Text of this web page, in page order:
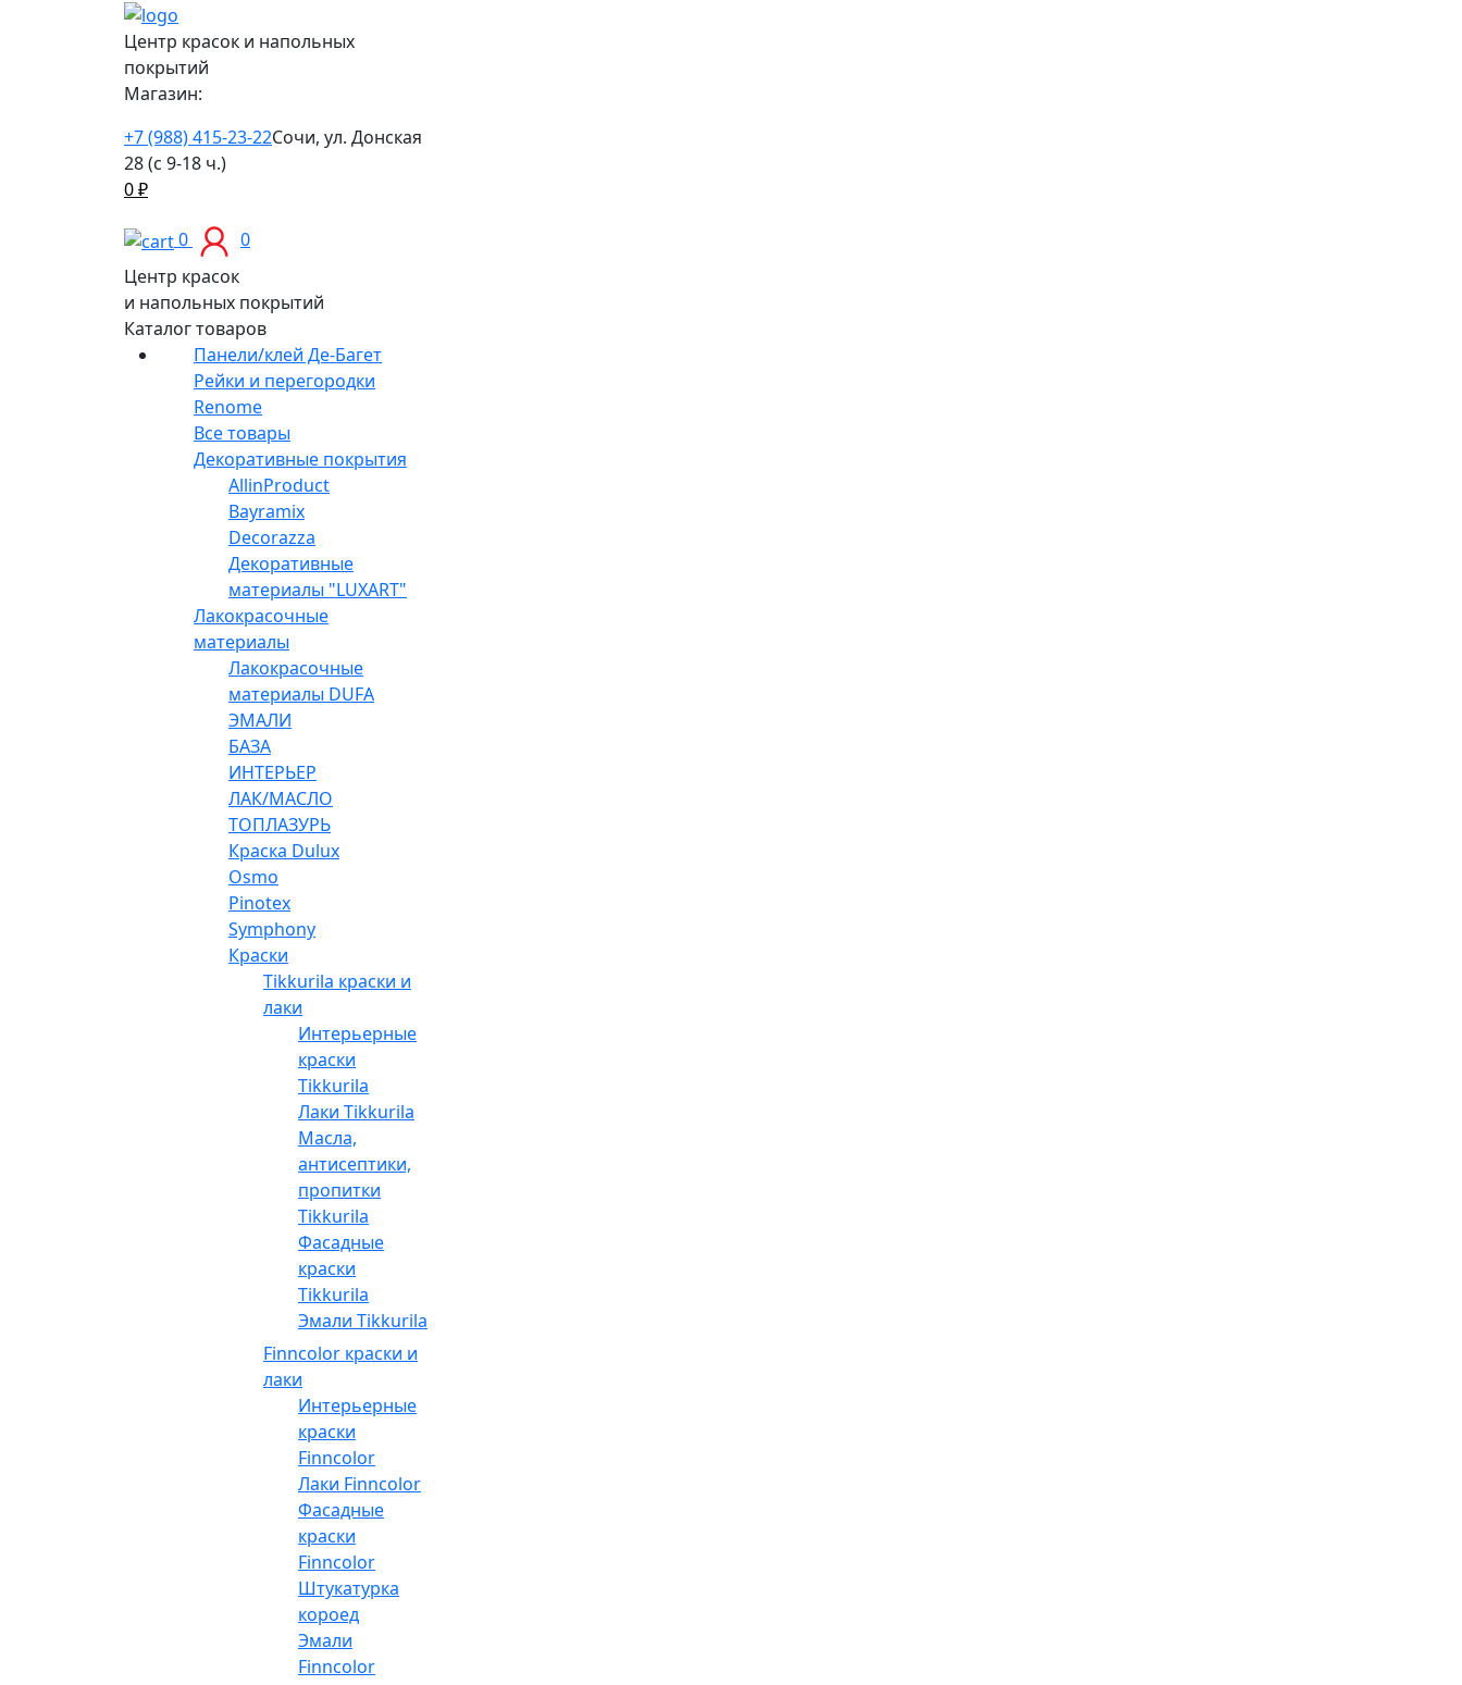
Центр красок и напольных
покрытий
Магазин:
+7 (988) 415-23-22Сочи, ул. Донская
28 (с 9-18 ч.)
0₽
0
0
Центр красок
и напольных покрытий
Каталог товаров
Панели/клей Де-Багет
Рейки и перегородки
Renome
Все товары
Декоративные покрытия
AllinProduct
Bayramix
Decorazza
Декоративные
материалы "LUXART"
Лакокрасочные
материалы
Лакокрасочные
материалы DUFA
ЭМАЛИ
БАЗА
ИНТЕРЬЕР
ЛАК/МАСЛО
ТОПЛАЗУРЬ
Краска Dulux
Osmo
Pinotex
Symphony
Краски
Tikkurila краски и
лаки
Интерьерные
краски
Tikkurila
Лаки Tikkurila
Масла,
антисептики,
пропитки
Tikkurila
Фасадные
краски
Tikkurila
Эмали Tikkurila
Finncolor краски и
лаки
Интерьерные
краски
Finncolor
Лаки Finncolor
Фасадные
краски
Finncolor
Штукатурка
короед
Эмали
Finncolor